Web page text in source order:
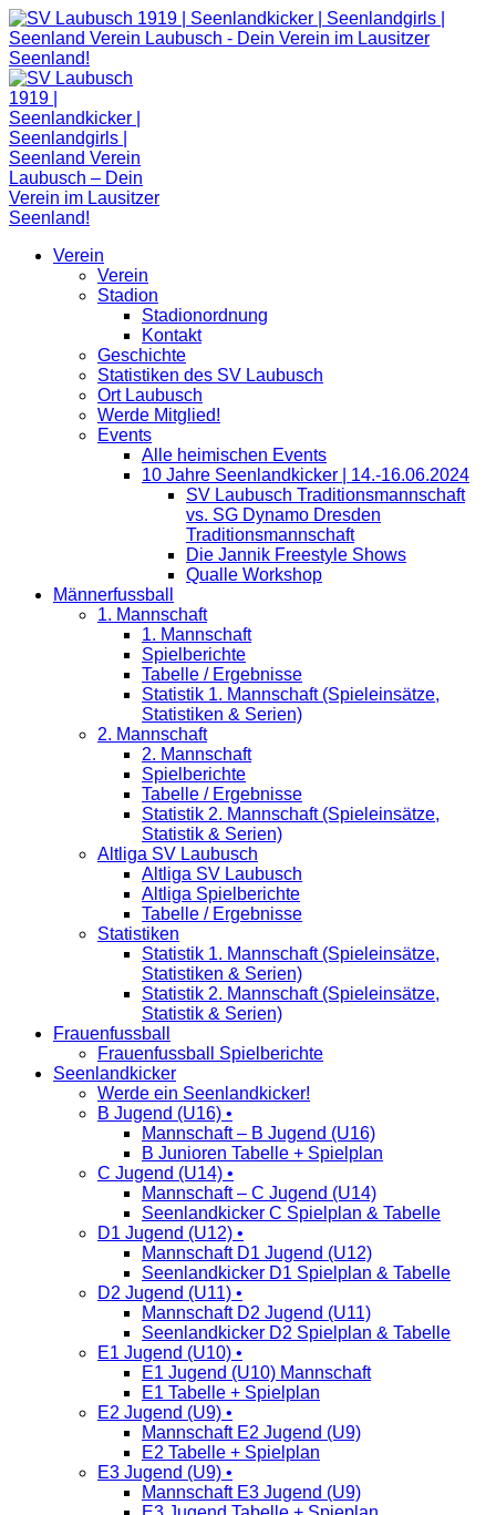
Zum
Inhalt
springen
Verein
Verein
Stadion
Stadionordnung
Kontakt
Geschichte
Statistiken des SV Laubusch
Ort Laubusch
Werde Mitglied!
Events
Alle heimischen Events
10 Jahre Seenlandkicker | 14.-16.06.2024
SV Laubusch Traditionsmannschaft
vs. SG Dynamo Dresden
Traditionsmannschaft
Die Jannik Freestyle Shows
Qualle Workshop
Männerfussball
1. Mannschaft
1. Mannschaft
Spielberichte
Tabelle / Ergebnisse
Statistik 1. Mannschaft (Spieleinsätze,
Statistiken & Serien)
2. Mannschaft
2. Mannschaft
Spielberichte
Tabelle / Ergebnisse
Statistik 2. Mannschaft (Spieleinsätze,
Statistik & Serien)
Altliga SV Laubusch
Altliga SV Laubusch
Altliga Spielberichte
Tabelle / Ergebnisse
Statistiken
Statistik 1. Mannschaft (Spieleinsätze,
Statistiken & Serien)
Statistik 2. Mannschaft (Spieleinsätze,
Statistik & Serien)
Frauenfussball
Frauenfussball Spielberichte
Seenlandkicker
Werde ein Seenlandkicker!
B Jugend (U16) •
Mannschaft – B Jugend (U16)
B Junioren Tabelle + Spielplan
C Jugend (U14) •
Mannschaft – C Jugend (U14)
Seenlandkicker C Spielplan & Tabelle
D1 Jugend (U12) •
Mannschaft D1 Jugend (U12)
Seenlandkicker D1 Spielplan & Tabelle
D2 Jugend (U11) •
Mannschaft D2 Jugend (U11)
Seenlandkicker D2 Spielplan & Tabelle
E1 Jugend (U10) •
E1 Jugend (U10) Mannschaft
E1 Tabelle + Spielplan
E2 Jugend (U9) •
Mannschaft E2 Jugend (U9)
E2 Tabelle + Spielplan
E3 Jugend (U9) •
Mannschaft E3 Jugend (U9)